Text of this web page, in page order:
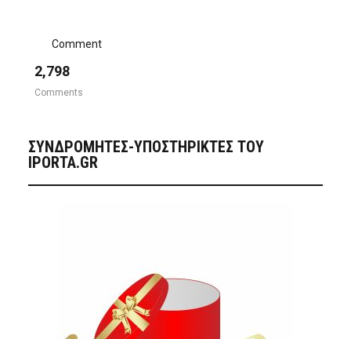
Comment
2,798
Comments
ΣΥΝΔΡΟΜΗΤΈΣ-ΥΠΟΣΤΗΡΙΚΤΈΣ ΤΟΥ
IPORTA.GR